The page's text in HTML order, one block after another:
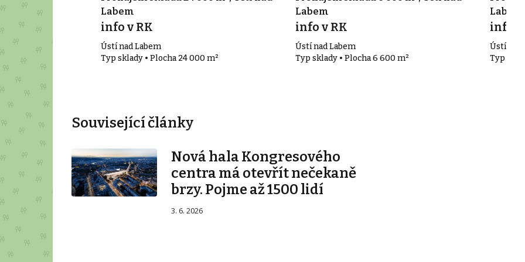
m²
Labem
info v RK
Ústí nad Labem
Typ sklady • Plocha 24 000 m²
Labem
info v RK
Ústí nad Labem
Typ sklady • Plocha 6 600 m²
Labem
info v
Ústí nad
Typ
Související články
Nová hala Kongresového
centra má otevřít nečekaně
brzy. Pojme až 1500 lidí
3. 6. 2026